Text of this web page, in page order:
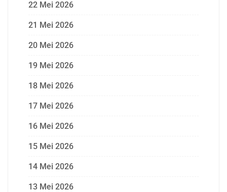
22 Mei 2026
21 Mei 2026
20 Mei 2026
19 Mei 2026
18 Mei 2026
17 Mei 2026
16 Mei 2026
15 Mei 2026
14 Mei 2026
13 Mei 2026